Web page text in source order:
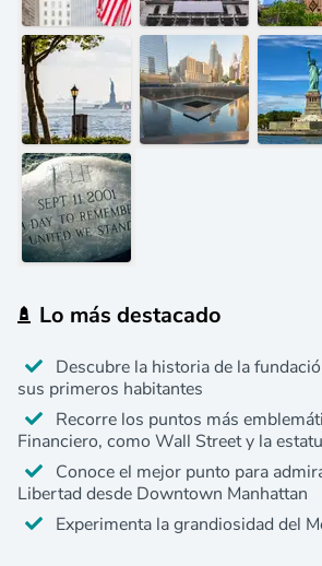
Lo más destacado
Descubre la historia de la
sus primeros habitantes
Recorre los puntos más
Financiero, como Wall Street y la
Conoce el mejor punto para
Libertad desde Downtown Manhattan
Experimenta la grandiosidad del